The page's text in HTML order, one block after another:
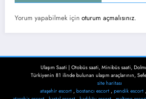
Yorum yapabilmek için oturum açmalısınız.
Ulaşım Saati | Otobüs saati, Minibüs saati,
Türkiyenin 81 ilinde bulunan ulaşım araçlarının,
site haritası
ataşehir escort, bostancı escort, pendik escort,